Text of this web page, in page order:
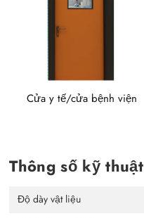
Cửa y tế/cửa bệnh viện
Thông số kỹ thuật
Độ dày vật liệu